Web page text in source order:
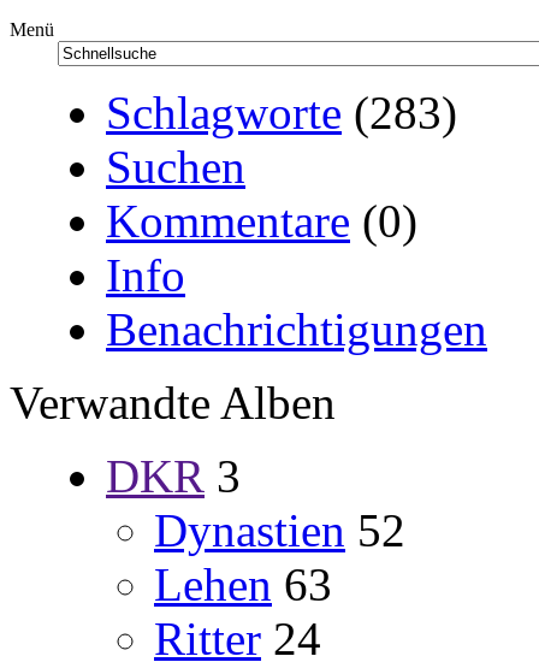
Menü
Schlagworte (283)
Suchen
Kommentare (0)
Info
Benachrichtigungen
Verwandte Alben
DKR 3
Dynastien 52
Lehen 63
Ritter 24